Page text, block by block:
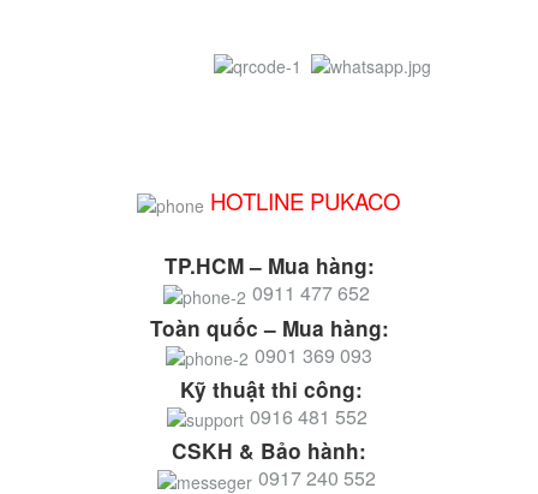
HOTLINE PUKACO
TP.HCM – Mua hàng:
0911 477 652
Toàn quốc – Mua hàng:
0901 369 093
Kỹ thuật thi công:
0916 481 552
CSKH & Bảo hành:
0917 240 552